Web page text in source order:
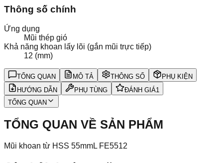
Thông số chính
Ứng dụng
Mũi thép gió
Khả năng khoan lấy lõi (gắn mũi trực tiếp)
12 (mm)
TỔNG QUAN MÔ TẢ THÔNG SỐ
PHỤ KIỆN
HƯỚNG DẪN
PHỤ TÙNG ĐÁNH GIÁ1
TỔNG QUAN
TỔNG QUAN VỀ SẢN PHẨM
Mũi khoan từ HSS 55mmL FE5512